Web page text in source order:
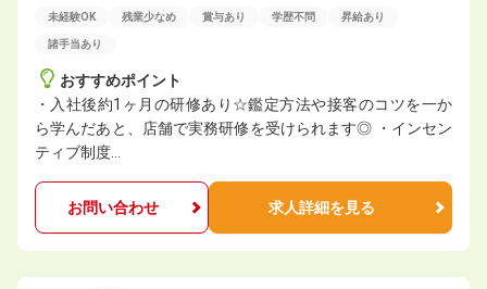
未経験OK 残業少なめ 賞与あり 学歴不問 昇給あり
諸手当あり
おすすめポイント
・入社後約1ヶ月の研修あり☆鑑定方法や接客のコツを一か
ら学んだあと、店舗で実務研修を受けられます◎ ・インセン
ティブ制度…
お問い合わせ 求人詳細を見る